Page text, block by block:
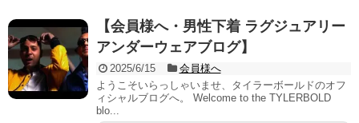
【会員様へ・男性下着 ラグジュアリー
アンダーウェアブログ】
2025/6/15
会員様へ
ようこそいらっしゃいませ、タイラーボールドのオフ
ィシャルブログへ。 Welcome to the TYLERBOLD
blo...